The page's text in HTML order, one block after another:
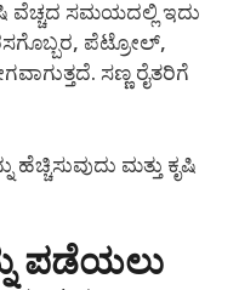
ವೆಚ್ಚದ ಸಮಯದಲ್ಲಿ ಇದು
ಪೆಟ್ರೋಲ್,
ಸಣ್ಣ ರೈತರಿಗೆ
ಮತ್ತು ಕೃಷಿ
ಪಡೆಯಲು